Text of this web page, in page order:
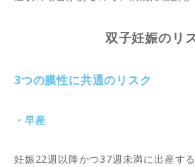
双子妊娠のリ
3つの膜性に共通のリスク
・早産
妊娠22週以降かつ37週未満に出産す